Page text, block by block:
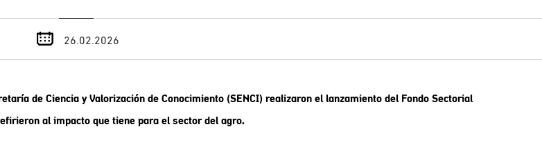
26.02.2026
de Ciencia y Valorización de Conocimiento (SENCI) realizaron el lanzamiento del Fondo Sectorial
al impacto que tiene para el sector del agro.